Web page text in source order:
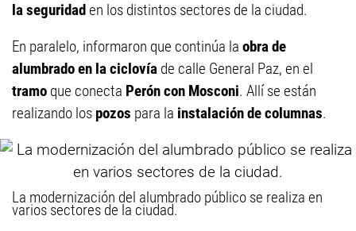
la seguridaden los distintos sectores de la ciudad.
En paralelo, informaron que continúa la obra de
alumbrado en la ciclovía de calle General Paz, en el
tramo que conecta Perón con Mosconi. Allí se están
realizando los pozos para la instalación de columnas.
La modernización del alumbrado público se realiza en
varios sectores de la ciudad.